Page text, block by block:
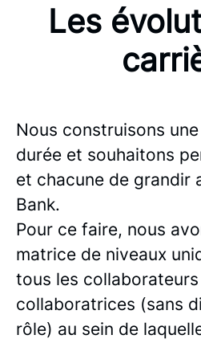
Les
Nous construisons
durée et souhaitons
et chacune de grandir
Bank.
Pour ce faire, nous
matrice de niveaux
tous les
collaboratrices (sans
rôle) au sein de